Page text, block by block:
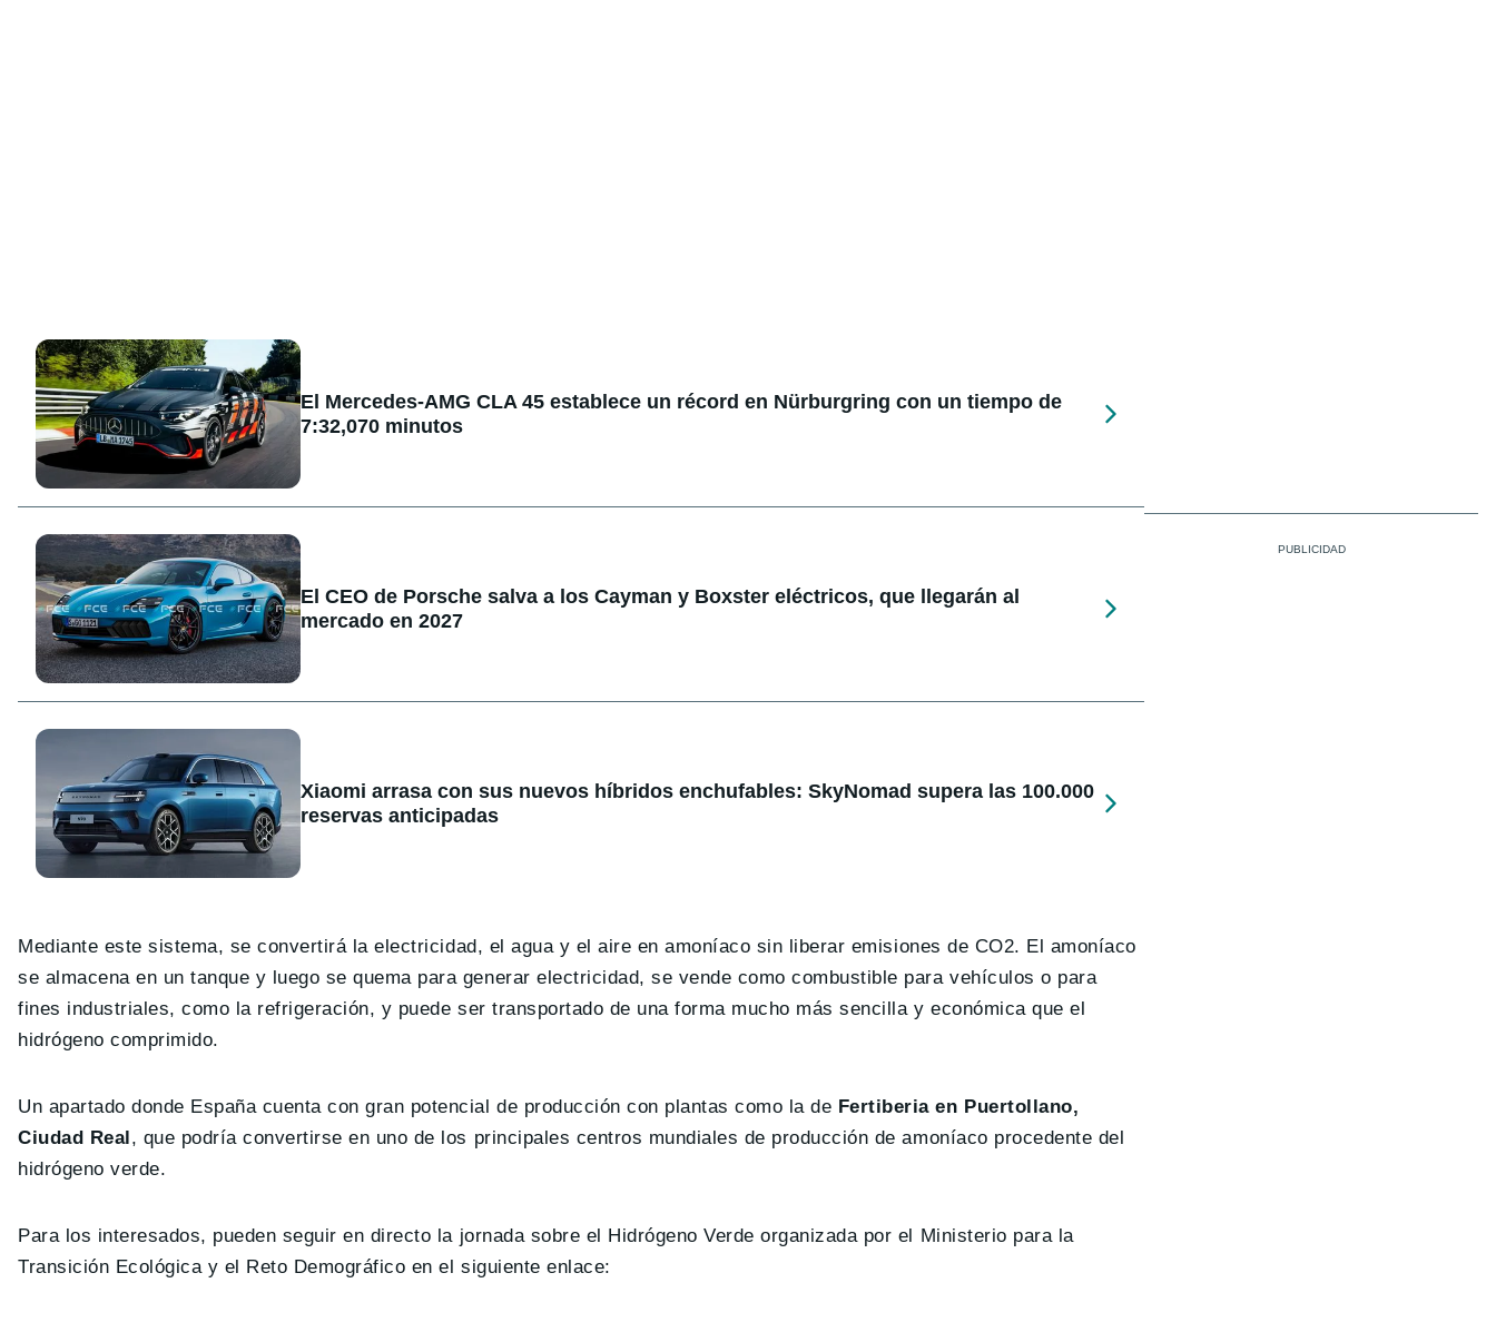
El Mercedes-AMG CLA 45 establece un récord en Nürburgring con un tiempo de
7:32,070 minutos
El CEO de Porsche salva a los Cayman y Boxster eléctricos, que llegarán al
mercado en 2027
Xiaomi arrasa con sus nuevos híbridos enchufables: SkyNomad supera las 100.000
reservas anticipadas
Mediante este sistema, se convertirá la electricidad, el agua y el aire en amoníaco sin liberar emisiones de CO2. El amoníaco
se almacena en un tanque y luego se quema para generar electricidad, se vende como combustible para vehículos o para
fines industriales, como la refrigeración, y puede ser transportado de una forma mucho más sencilla y económica que el
hidrógeno comprimido.
Un apartado donde España cuenta con gran potencial de producción con plantas como la de Fertiberia en Puertollano,
Ciudad Real, que podría convertirse en uno de los principales centros mundiales de producción de amoníaco procedente del
hidrógeno verde.
Para los interesados, pueden seguir en directo la jornada sobre el Hidrógeno Verde organizada por el Ministerio para la
Transición Ecológica y el Reto Demográfico en el siguiente enlace: